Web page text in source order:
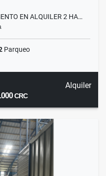
EN ALQUILER 2 HA…
Parqueo
Alquiler
CRC